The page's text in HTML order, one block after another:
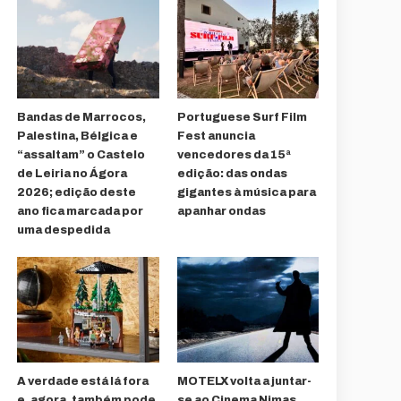
Bandas de Marrocos,
Palestina, Bélgica e
“assaltam” o Castelo
de Leiria no Ágora
2026; edição deste
ano fica marcada por
uma despedida
Portuguese Surf Film
Fest anuncia
vencedores da 15ª
edição: das ondas
gigantes à música para
apanhar ondas
A verdade está lá fora
MOTELX volta a juntar-